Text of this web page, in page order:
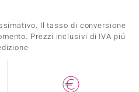
Il tasso di conversione
Prezzi inclusivi di IVA piú